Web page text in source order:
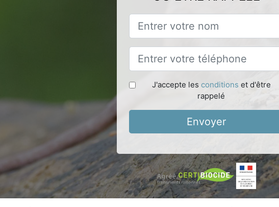
J'accepte les conditions et d'être
rappelé
Envoyer